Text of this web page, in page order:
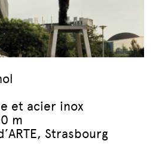
et acier inox
m
Strasbourg